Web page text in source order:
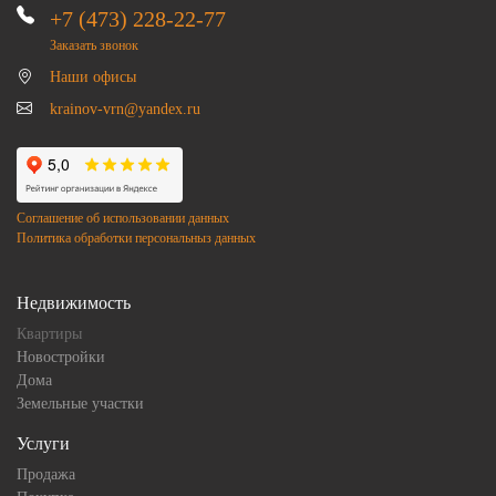
+7 (473) 228-22-77
Заказать звонок
Наши офисы
krainov-vrn@yandex.ru
Соглашение об использовании данных
Политика обработки персональныз данных
Недвижимость
Квартиры
Новостройки
Дома
Земельные участки
Услуги
Продажа